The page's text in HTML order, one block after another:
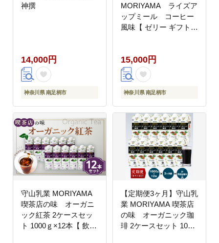
神撰
14,000円
神奈川県 南足柄市
MORIYAMA ライズア
ップミール コーヒー
風味【 ゼリー ギフト
神奈川県 南足柄市 】
15,000円
神奈川県 南足柄市
守山乳業 MORIYAMA
喫茶店の味 オーガニ
ック紅茶 2ケースセッ
ト 1000ｇ×12本【 飲料
【定期便3ヶ月】守山乳
業 MORIYAMA 喫茶店
の味 オーガニック珈
琲 2ケースセット 1000